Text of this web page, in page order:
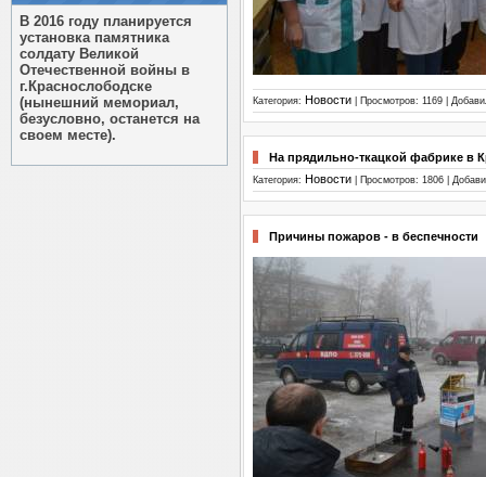
В 2016 году планируется
установка памятника
солдату Великой
Отечественной войны в
г.Краснослободске
(нынешний мемориал,
безусловно, останется на
своем месте).
Категория: Новости | Просмотров: 1169 |
На прядильно-ткацкой фабрике в
Категория: Новости | Просмотров: 1806 |
Причины пожаров - в беспечности